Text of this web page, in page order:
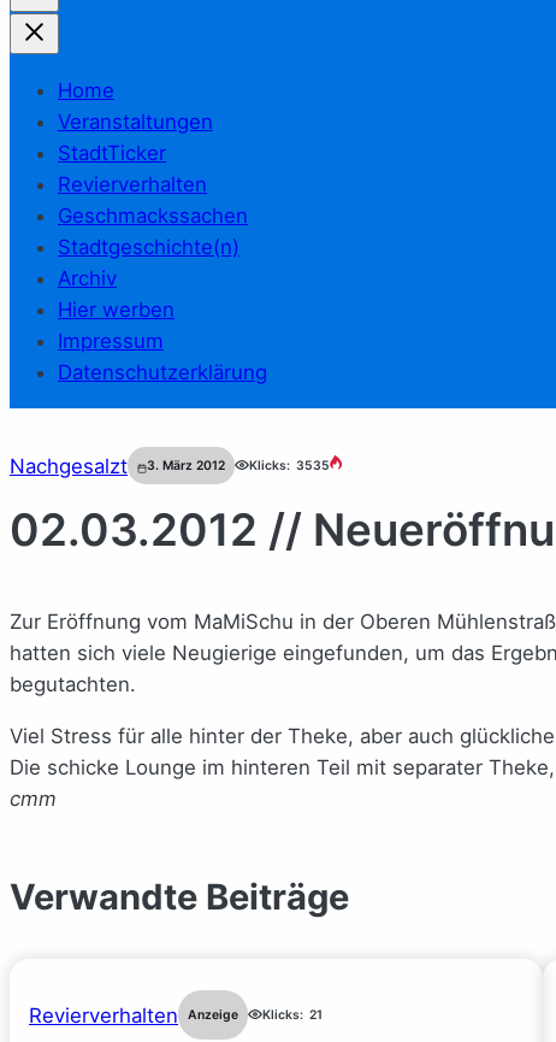
Home
Veranstaltungen
StadtTicker
Revierverhalten
Geschmackssachen
Stadtgeschichte(n)
Archiv
Hier werben
Impressum
Datenschutzerklärung
Nachgesalzt 3. März 2012 Klicks: 3535
02.03.2012 //
Zur Eröffnung vom MaMiSchu in der Oberen
hatten sich viele Neugierige eingefunden, um das
begutachten.
Viel Stress für alle hinter der Theke, aber auch
Die schicke Lounge im hinteren Teil mit separater
cmm
Verwandte Beiträge
Revierverhalten Anzeige Klicks: 21